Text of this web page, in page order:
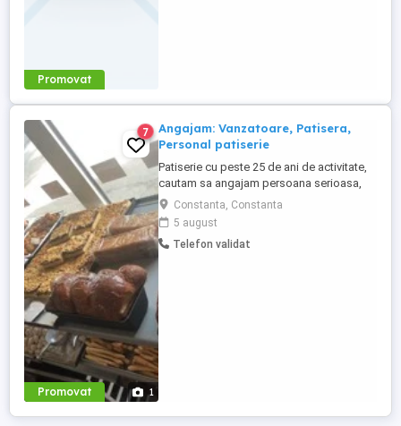
Promovat
Promovat 1
7
Angajam: Vanzatoare, Patisera,
Personal patiserie
Patiserie cu peste 25 de ani de activitate,
cautam sa angajam persoana serioasa,
amabila,care sa ne ajute in activitatea de
vanzare (cu posibilitatea de calificare in
activitatea de productie) -Oferim contract
de munca pe o perioada nedeterminata -
Constanta, Constanta
5 august
Telefon validat